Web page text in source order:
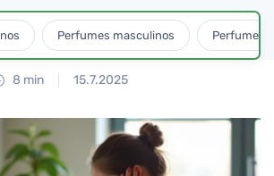
Perfumes masculinos Perfumes
8 min 15.7.2025